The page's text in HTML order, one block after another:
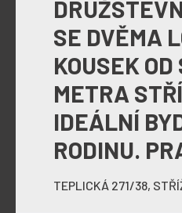
SE DVĚMA
KOUSEK
METRA
IDEÁLNÍ
RODINU.
TEPLICKÁ 271/38,